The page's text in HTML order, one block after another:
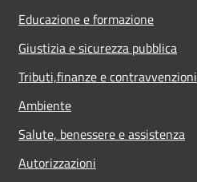
Educazione e formazione
Giustizia e sicurezza pubblica
Tributi,finanze e contravvenzioni
Ambiente
Salute, benessere e assistenza
Autorizzazioni